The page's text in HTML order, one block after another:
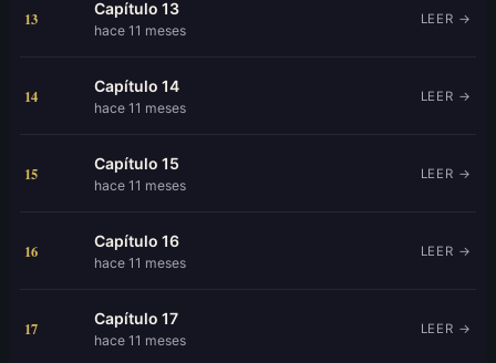
13
Capítulo 13
hace 11 meses
LEER →
14
Capítulo 14
hace 11 meses
LEER →
15
Capítulo 15
hace 11 meses
LEER →
16
Capítulo 16
hace 11 meses
LEER →
17
Capítulo 17
hace 11 meses
LEER →